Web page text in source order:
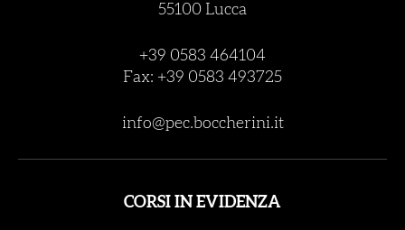
55100 Lucca
+39 0583 464104
Fax: +39 0583 493725
info@pec.boccherini.it
CORSI IN EVIDENZA